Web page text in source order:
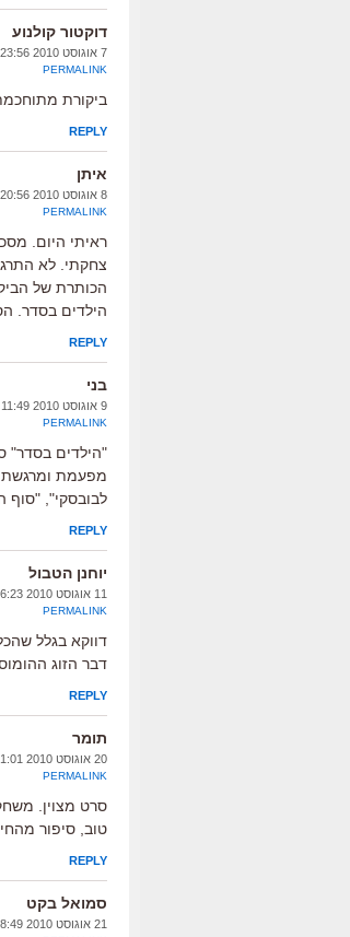
דוקטור קולנוע
7 אוגוסט 2010 at 23:56
PERMALINK
ביקורת
REPLY
איתן
8 אוגוסט 2010 at 20:56
PERMALINK
ראיתי היום.
צחקתי. לא
הכותרת של
הילדים בסדר.
REPLY
בני
9 אוגוסט 2010 at 11:49
PERMALINK
"הילדים בסדר"
מפעמת ומרגשת
לבובסקי", "סוף
REPLY
יוחנן הטבול
11 אוגוסט 2010 at 6:23
PERMALINK
דווקא בגלל
דבר הזוג
REPLY
תומר
20 אוגוסט 2010 at 1:01
PERMALINK
סרט מצוין.
טוב, סיפור
REPLY
סמואל בקט
21 אוגוסט 2010 at 18:49